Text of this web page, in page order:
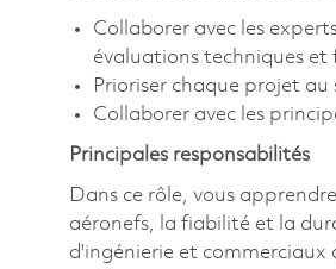
Collaborer avec les
évaluations techniques et
Prioriser chaque projet
Collaborer avec les
Principales responsabilités
Dans ce rôle, vous
aéronefs, la fiabilité et la
d'ingénierie et